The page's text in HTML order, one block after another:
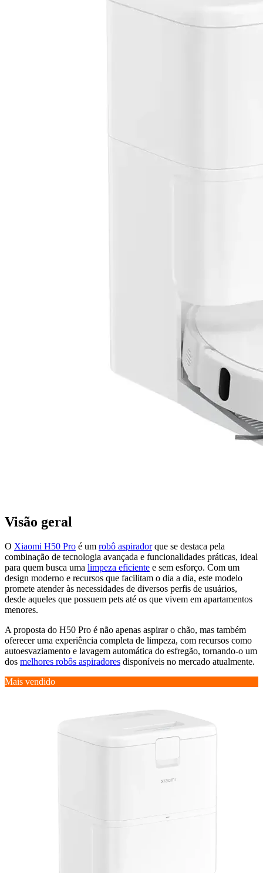
Visão geral
O Xiaomi H50 Pro é um robô aspiradorque se destaca pela
combinação de tecnologia avançada e funcionalidades práticas, ideal
para quem busca uma limpeza eficiente e sem esforço. Com um
design moderno e recursos que facilitam o dia a dia, este modelo
promete atender às necessidades de diversos perfis de usuários,
desde aqueles que possuem pets até os que vivem em apartamentos
menores.
A proposta do H50 Pro é não apenas aspirar o chão, mas também
oferecer uma experiência completa de limpeza, com recursos como
autoesvaziamento e lavagem automática do esfregão, tornando-o um
dos melhores robôs aspiradores disponíveis no mercado atualmente.
Mais vendido